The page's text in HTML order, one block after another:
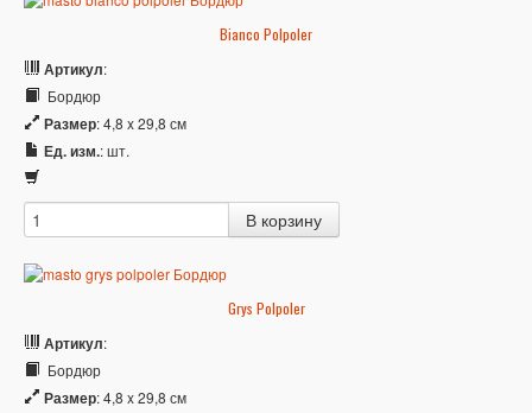
Bianco Polpoler
Артикул:
Бордюр
Размер: 4,8 x 29,8 см
Ед. изм.: шт.
Grys Polpoler
Артикул:
Бордюр
Размер: 4,8 x 29,8 см